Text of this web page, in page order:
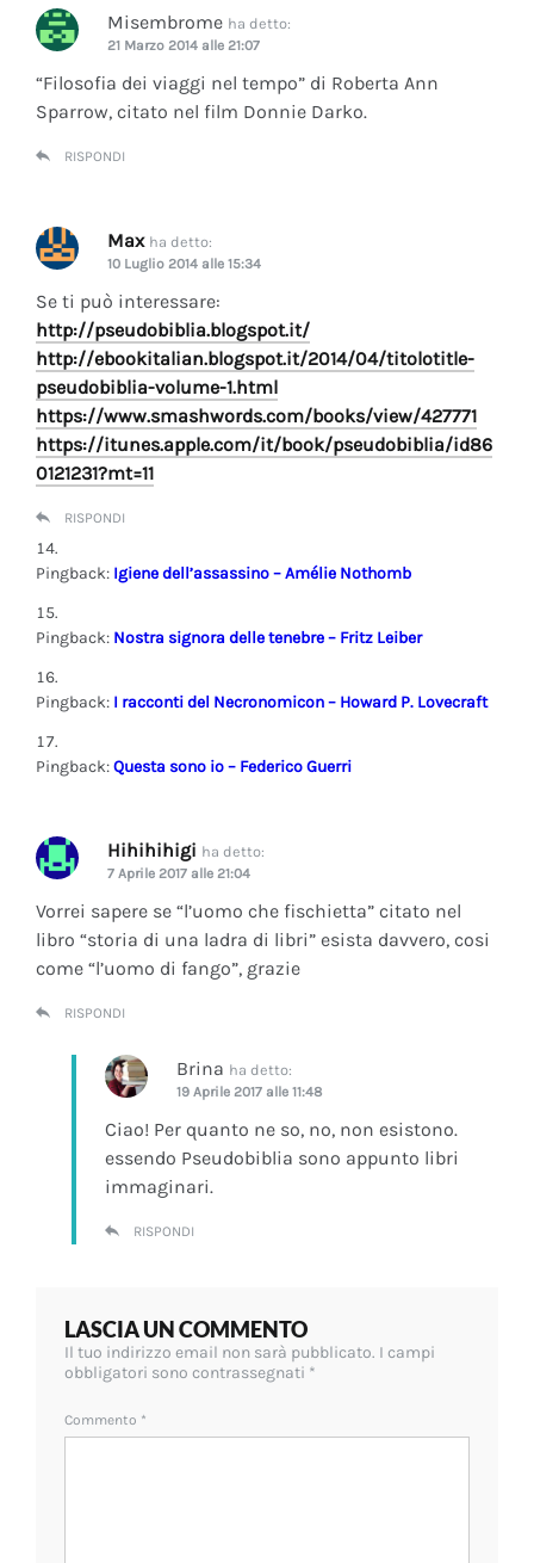
Misembrome ha detto:
21 Marzo 2014 alle 21:07
“Filosofia dei viaggi nel tempo” di Roberta Ann
Sparrow, citato nel film Donnie Darko.
RISPONDI
Max ha detto:
10 Luglio 2014 alle 15:34
Se ti può interessare:
http://pseudobiblia.blogspot.it/
http://ebookitalian.blogspot.it/2014/04/titolotitle-
pseudobiblia-volume-1.html
https://www.smashwords.com/books/view/427771
https://itunes.apple.com/it/book/pseudobiblia/id86
0121231?mt=11
RISPONDI
Pingback: Igiene dell’assassino – Amélie Nothomb
Pingback: Nostra signora delle tenebre – Fritz Leiber
Pingback: I racconti del Necronomicon – Howard P. Lovecraft
Pingback:Questa sono io – Federico Guerri
Hihihihigi ha detto:
7 Aprile 2017 alle 21:04
Vorrei sapere se “l’uomo che fischietta” citato nel
libro “storia di una ladra di libri” esista davvero, cosi
come “l’uomo di fango”, grazie
RISPONDI
Brina ha detto:
19 Aprile 2017 alle 11:48
Ciao! Per quanto ne so, no, non esistono.
essendo Pseudobiblia sono appunto libri
immaginari.
RISPONDI
LASCIA UN COMMENTO
Il tuo indirizzo email non sarà pubblicato. I campi
obbligatori sono contrassegnati *
Commento *